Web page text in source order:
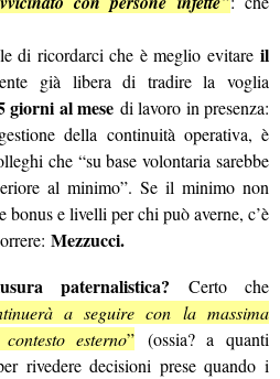
di ricordarci che è meglio evitare il
già libera di tradire la voglia
giorni al mese di lavoro in presenza:
della continuità operativa, è
che “su base volontaria sarebbe
al minimo”. Se il minimo non
bonus e livelli per chi può averne, c’è
Mezzucci.
paternalistica? Certo che
a seguire con la massima
esterno” (ossia? a quanti
rivedere decisioni prese quando i